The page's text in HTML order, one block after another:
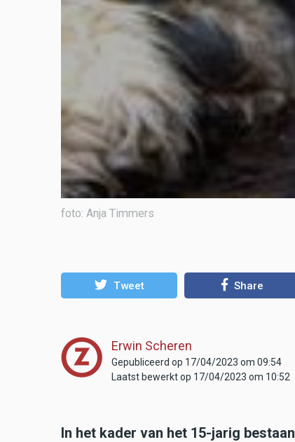
foto: Anja Timmers
Tweet Share
Erwin Scheren
Gepubliceerd op 17/04/2023 om 09:54
Laatst bewerkt op 17/04/2023 om 10:52
In het kader van het 15-jarig